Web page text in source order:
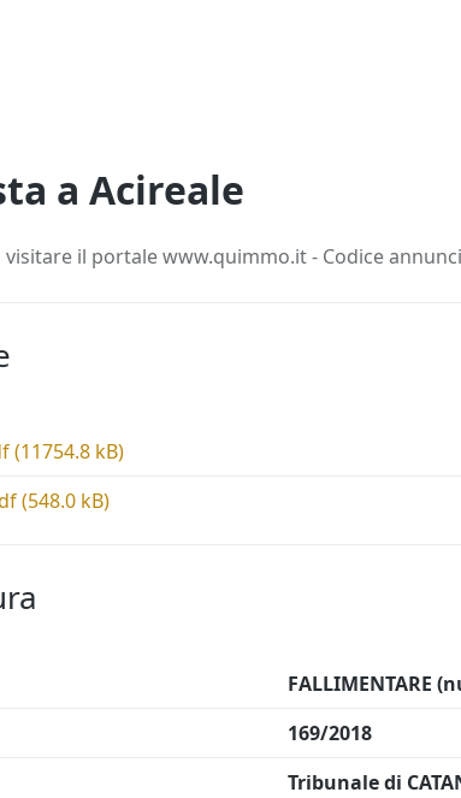
a Acireale
il portale www.quimmo.it - Codice
(11754.8 kB)
(548.0 kB)
FALLIMENTARE
169/2018
Tribunale di